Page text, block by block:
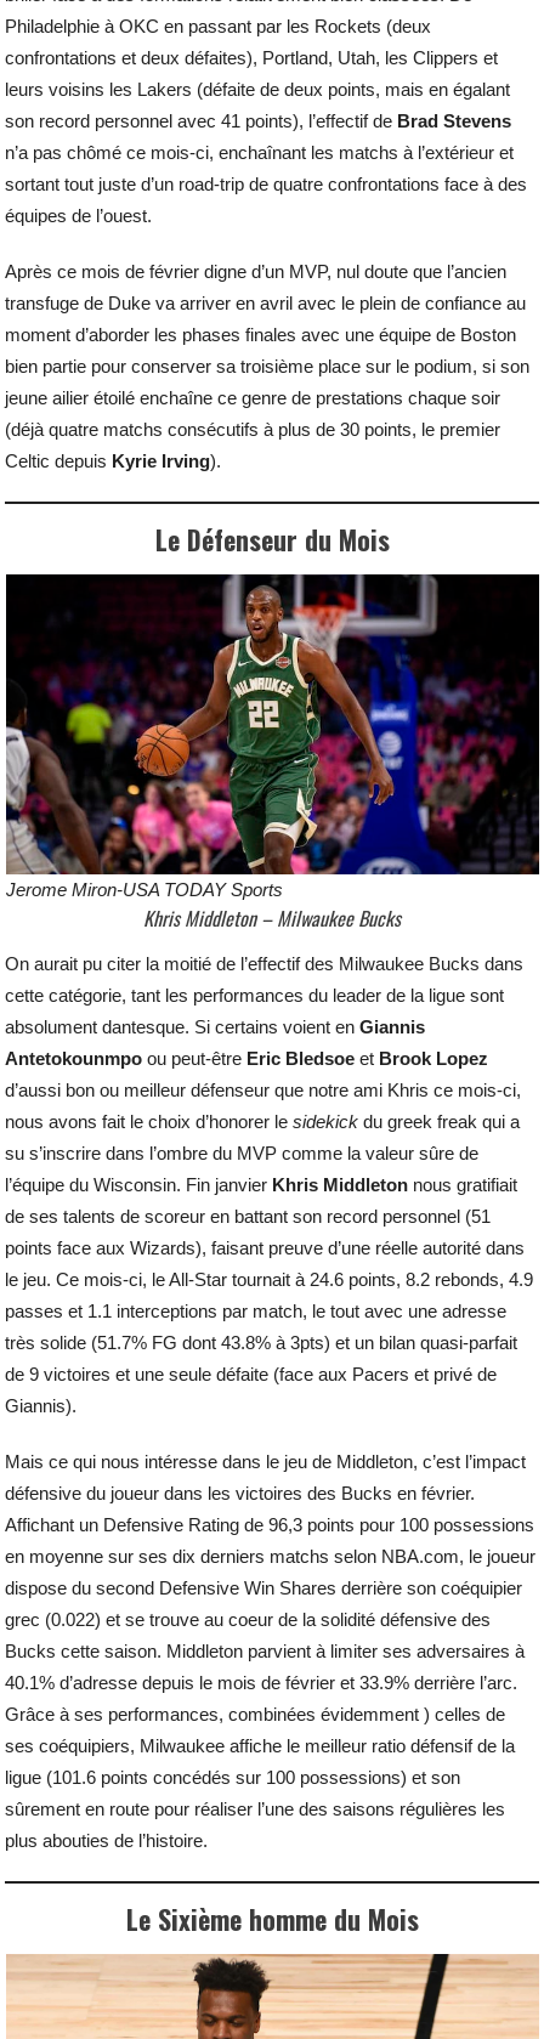
Philadelphie à OKC en passant par les Rockets (deux
confrontations et deux défaites), Portland, Utah, les Clippers et
leurs voisins les Lakers (défaite de deux points, mais en égalant
son record personnel avec 41 points), l’effectif de Brad Stevens
n’a pas chômé ce mois-ci, enchaînant les matchs à l’extérieur et
sortant tout juste d’un road-trip de quatre confrontations face à des
équipes de l’ouest.
Après ce mois de février digne d’un MVP, nul doute que l’ancien
transfuge de Duke va arriver en avril avec le plein de confiance au
moment d’aborder les phases finales avec une équipe de Boston
bien partie pour conserver sa troisième place sur le podium, si son
jeune ailier étoilé enchaîne ce genre de prestations chaque soir
(déjà quatre matchs consécutifs à plus de 30 points, le premier
Celtic depuis Kyrie Irving).
Le Défenseur du Mois
Jerome Miron-USA TODAY Sports
Khris Middleton – Milwaukee Bucks
On aurait pu citer la moitié de l’effectif des Milwaukee Bucks dans
cette catégorie, tant les performances du leader de la ligue sont
absolument dantesque. Si certains voient enGiannis
Antetokounmpo ou peut-être Eric Bledsoe et Brook Lopez
d’aussi bon ou meilleur défenseur que notre ami Khris ce mois-ci,
nous avons fait le choix d’honorer lesidekickdu greek freak qui a
su s’inscrire dans l’ombre du MVP comme la valeur sûre de
l’équipe du Wisconsin. Fin janvier Khris Middleton nous gratifiait
de ses talents de scoreur en battant son record personnel (51
points face aux Wizards), faisant preuve d’une réelle autorité dans
le jeu. Ce mois-ci, le All-Star tournait à 24.6 points, 8.2 rebonds, 4.9
passes et 1.1 interceptions par match, le tout avec une adresse
très solide (51.7% FG dont 43.8% à 3pts) et un bilan quasi-parfait
de 9 victoires et une seule défaite (face aux Pacers et privé de
Giannis).
Mais ce qui nous intéresse dans le jeu de Middleton, c’est l’impact
défensive du joueur dans les victoires des Bucks en février.
Affichant un Defensive Rating de 96,3 points pour 100 possessions
en moyenne sur ses dix derniers matchs selon NBA.com, le joueur
dispose du second Defensive Win Shares derrière son coéquipier
grec (0.022) et se trouve au coeur de la solidité défensive des
Bucks cette saison. Middleton parvient à limiter ses adversaires à
40.1% d’adresse depuis le mois de février et 33.9% derrière l’arc.
Grâce à ses performances, combinées évidemment ) celles de
ses coéquipiers, Milwaukee affiche le meilleur ratio défensif de la
ligue (101.6 points concédés sur 100 possessions) et son
sûrement en route pour réaliser l’une des saisons régulières les
plus abouties de l’histoire.
Le Sixième homme du Mois